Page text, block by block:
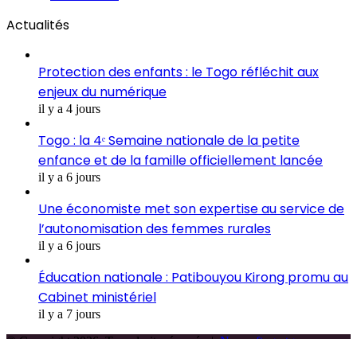
Actualités
Protection des enfants : le Togo réfléchit aux
enjeux du numérique
il y a 4 jours
Togo : la 4ᵉ Semaine nationale de la petite
enfance et de la famille officiellement lancée
il y a 6 jours
Une économiste met son expertise au service de
l’autonomisation des femmes rurales
il y a 6 jours
Éducation nationale : Patibouyou Kirong promu au
Cabinet ministériel
il y a 7 jours